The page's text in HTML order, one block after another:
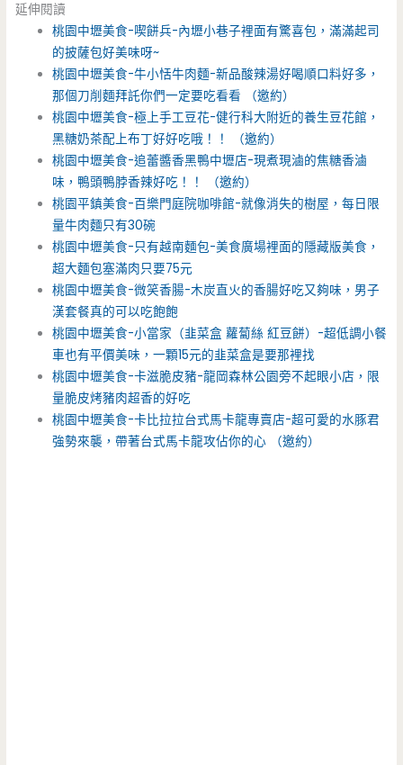
延伸閱讀
桃園中壢美食-喫餅兵-內壢小巷子裡面有驚喜包，滿滿起司
的披薩包好美味呀~
桃園中壢美食-牛小恬牛肉麵-新品酸辣湯好喝順口料好多，
那個刀削麵拜託你們一定要吃看看 （邀約）
桃園中壢美食-極上手工豆花-健行科大附近的養生豆花館，
黑糖奶茶配上布丁好好吃哦！！ （邀約）
桃園中壢美食-追蕾醬香黑鴨中壢店-現煮現滷的焦糖香滷
味，鴨頭鴨脖香辣好吃！！ （邀約）
桃園平鎮美食-百樂門庭院咖啡館-就像消失的樹屋，每日限
量牛肉麵只有30碗
桃園中壢美食-只有越南麵包-美食廣場裡面的隱藏版美食，
超大麵包塞滿肉只要75元
桃園中壢美食-微笑香腸-木炭直火的香腸好吃又夠味，男子
漢套餐真的可以吃飽飽
桃園中壢美食-小當家（韭菜盒 蘿蔔絲 紅豆餅）-超低調小餐
車也有平價美味，一顆15元的韭菜盒是要那裡找
桃園中壢美食-卡滋脆皮豬-龍岡森林公園旁不起眼小店，限
量脆皮烤豬肉超香的好吃
桃園中壢美食-卡比拉拉台式馬卡龍專賣店-超可愛的水豚君
強勢來襲，帶著台式馬卡龍攻佔你的心 （邀約）